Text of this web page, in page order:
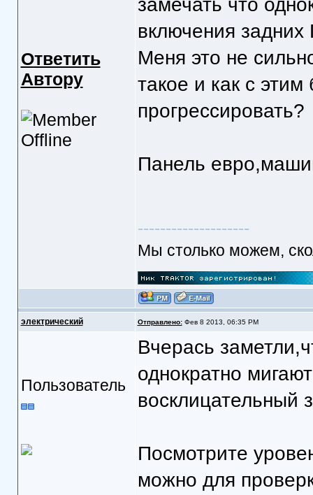
Ответить
Автору
замечать что
включения
Меня это не
такое и как с этим
прогрессировать?
Панель
--------------------
Мы столько можем,
электрический Отправлено:Фев 8 2013, 06:35 PM
Пользователь
Вчерась
однократно
восклицательный
Посмотрите
можно для